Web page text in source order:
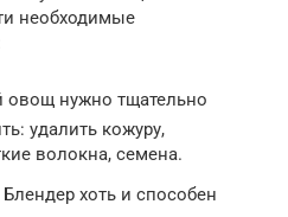
необходимые
овощ нужно тщательно
удалить кожуру,
волокна, семена.
хоть и способен